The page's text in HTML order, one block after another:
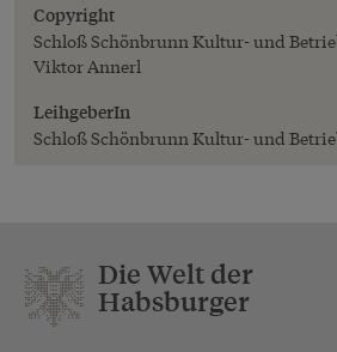
Copyright
Schloß Schönbrunn Kultur- und
Viktor Annerl
LeihgeberIn
Schloß Schönbrunn Kultur- und
Die Welt der
Habsburger